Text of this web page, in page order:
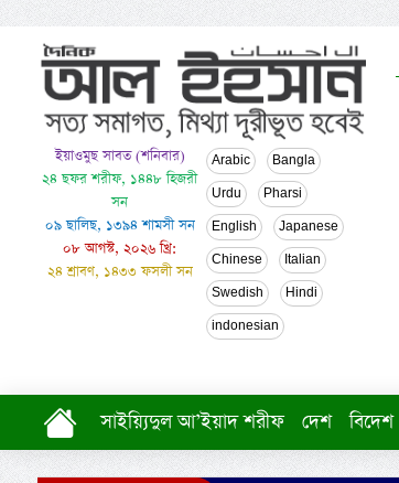
ইয়াওমুছ সাবত (শনিবার)
২৪ ছফর শরীফ, ১৪৪৮ হিজরী
সন
০৯ ছালিছ, ১৩৯৪ শামসী সন
০৮ আগস্ট, ২০২৬ খ্রি:
২৪ শ্রাবণ, ১৪৩৩ ফসলী সন
Arabic Bangla
Urdu Pharsi
English Japanese
Chinese Italian
Swedish Hindi
indonesian
সাইয়্যিদুল আ’ইয়াদ শরীফ দেশ বিদেশ